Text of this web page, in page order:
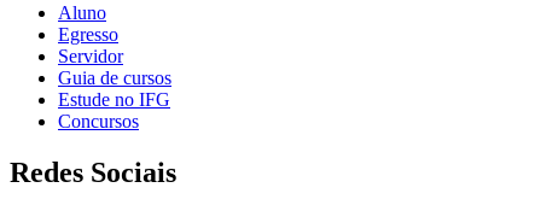
Aluno
Egresso
Servidor
Guia de cursos
Estude no IFG
Concursos
Redes Sociais